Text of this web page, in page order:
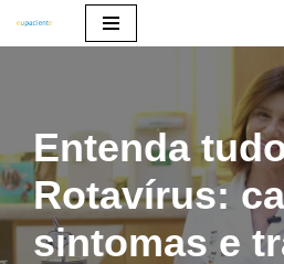
conteúdo
Entenda
Rotavírus:
sintomas e